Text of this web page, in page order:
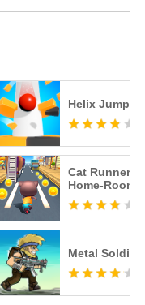
Helix Jump
Cat Runner:
Home-Room
Metal